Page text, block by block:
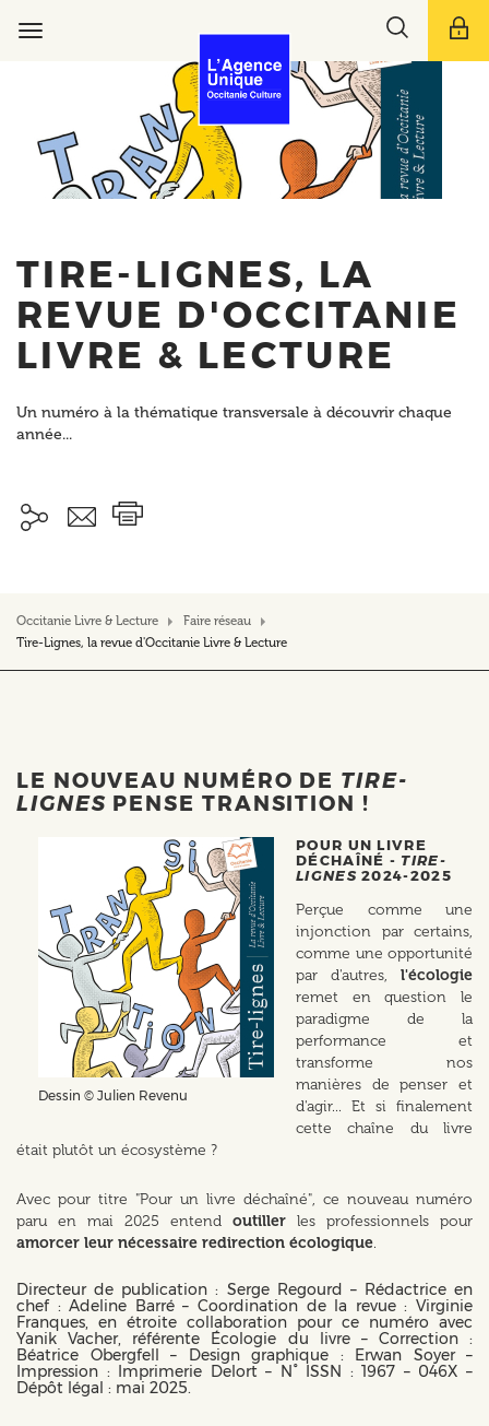
Toggle
bar
TIRE-LIGNES, LA
REVUE D'OCCITANIE
LIVRE & LECTURE
Un numéro à la thématique transversale à découvrir chaque
année...
Occitanie Livre & Lecture
Faire réseau
Tire-Lignes, la revue d'Occitanie Livre & Lecture
LE NOUVEAU NUMÉRO DE TIRE-
LIGNES PENSE TRANSITION !
Dessin © Julien Revenu
POUR UN LIVRE
DÉCHAÎNÉ - TIRE-
LIGNES2024-2025
Perçue comme une
injonction par certains,
comme une opportunité
par d'autres, l'écologie
remet en question le
paradigme de la
performance et
transforme nos
manières de penser et
d'agir... Et si finalement
cette chaîne du livre
était plutôt un écosystème ?
Avec pour titre "Pour un livre déchaîné", ce nouveau numéro
paru en mai 2025 entend outiller les professionnels pour
amorcer leur nécessaire redirection écologique.
Directeur de publication : Serge Regourd – Rédactrice en
chef : Adeline Barré – Coordination de la revue : Virginie
Franques, en étroite collaboration pour ce numéro avec
Yanik Vacher, référente Écologie du livre – Correction :
Béatrice Obergfell – Design graphique : Erwan Soyer –
Impression : Imprimerie Delort – N° ISSN : 1967 – 046X –
Dépôt légal : mai 2025.